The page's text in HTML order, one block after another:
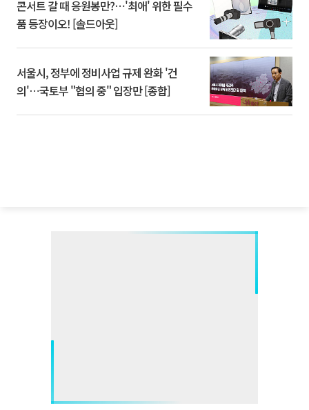
콘서트 갈 때 응원봉만?⋯'최애' 위한 필수
품 등장이오! [솔드아웃]
서울시, 정부에 정비사업 규제 완화 '건
의'⋯국토부 "협의 중" 입장만 [종합]